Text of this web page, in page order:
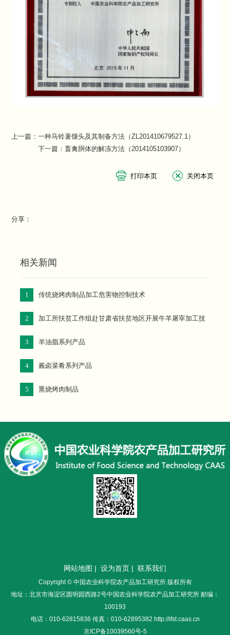
上一篇：一种马铃薯馒头及其制备方法（ZL201410679527.1）
下一篇：畜禽胴体的解冻方法（2014105103907）
分享：
相关新闻
1 传统烧烤肉制品加工危害物控制技术
2
加工所扶贫工作组赴甘肃省扶贫地区开展牛羊屠宰加工技
3
羊油脂系列产品
4 酱卤菜肴系列产品
5 熏烧烤肉制品
网站地图 | 设为首页 | 联系我们
Copyright © 中国农业科学院农产品加工研究所 版权所有
地址：北京市海淀区圆明园西路2号中国农业科学院农产品加工研究所 邮编：
100193
电话：010-62815836 传真：010-62895382 http://ifst.caas.cn
京ICP备10039560号-5